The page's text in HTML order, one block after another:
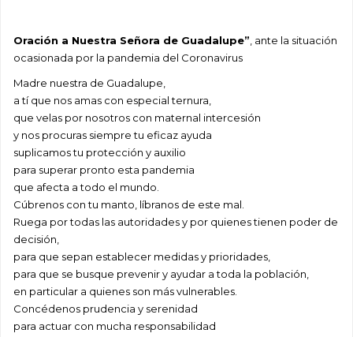
Oración a Nuestra Señora de Guadalupe” , ante la situación
ocasionada por la pandemia del Coronavirus
Madre nuestra de Guadalupe,
a tí que nos amas con especial ternura,
que velas por nosotros con maternal intercesión
y nos procuras siempre tu eficaz ayuda
suplicamos tu protección y auxilio
para superar pronto esta pandemia
que afecta a todo el mundo.
Cúbrenos con tu manto, líbranos de este mal.
Ruega por todas las autoridades y por quienes tienen poder de
decisión,
para que sepan establecer medidas y prioridades,
para que se busque prevenir y ayudar a toda la población,
en particular a quienes son más vulnerables.
Concédenos prudencia y serenidad
para actuar con mucha responsabilidad